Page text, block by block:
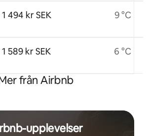
1 494 kr SEK
1 589 kr SEK
9 °C
6 °C
från Airbnb
upplevelser